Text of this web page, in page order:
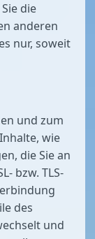
die
anderen
nur, soweit
und zum
wie
die Sie an
bzw. TLS-
des
und